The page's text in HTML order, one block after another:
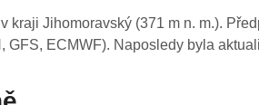
kraji Jihomoravský (371 m n. m.).
GFS, ECMWF). Naposledy byla